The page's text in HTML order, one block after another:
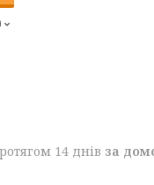
14 днів за